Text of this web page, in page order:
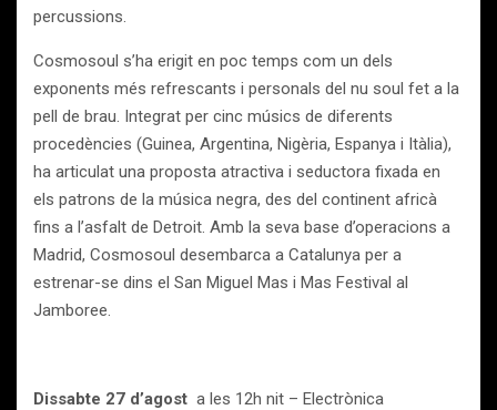
percussions.
Cosmosoul s’ha erigit en poc temps com un dels
exponents més refrescants i personals del nu soul fet a la
pell de brau. Integrat per cinc músics de diferents
procedències (Guinea, Argentina, Nigèria, Espanya i Itàlia),
ha articulat una proposta atractiva i seductora fixada en
els patrons de la música negra, des del continent africà
fins a l’asfalt de Detroit. Amb la seva base d’operacions a
Madrid, Cosmosoul desembarca a Catalunya per a
estrenar-se dins el San Miguel Mas i Mas Festival al
Jamboree.
Dissabte 27 d’agost a les 12h nit – Electrònica